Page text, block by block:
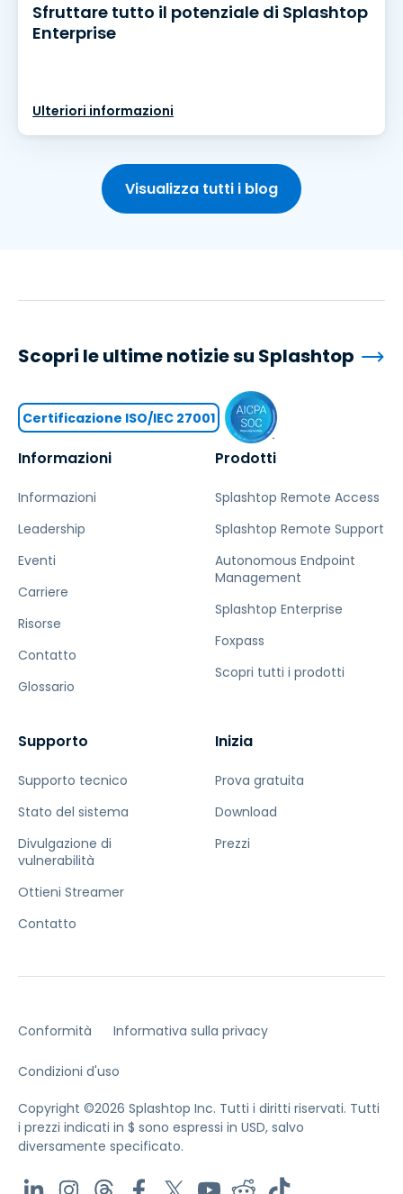
Sfruttare tutto il potenziale di Splashtop
Enterprise
Ulteriori informazioni
Visualizza tutti i blog
Informazioni
Informazioni
Leadership
Eventi
Carriere
Risorse
Contatto
Glossario
Prodotti
Splashtop Remote Access
Splashtop Remote Support
Autonomous Endpoint
Management
Splashtop Enterprise
Foxpass
Scopri tutti i prodotti
Supporto
Supporto tecnico
Stato del sistema
Divulgazione di
vulnerabilità
Ottieni Streamer
Contatto
Inizia
Prova gratuita
Download
Prezzi
Scopri le ultime notizie su Splashtop
Certificazione ISO/IEC 27001
Conformità Informativa sulla privacy
Condizioni d'uso
Copyright ©2026 Splashtop Inc. Tutti i diritti riservati. Tutti
i prezzi indicati in $ sono espressi in USD, salvo
diversamente specificato.